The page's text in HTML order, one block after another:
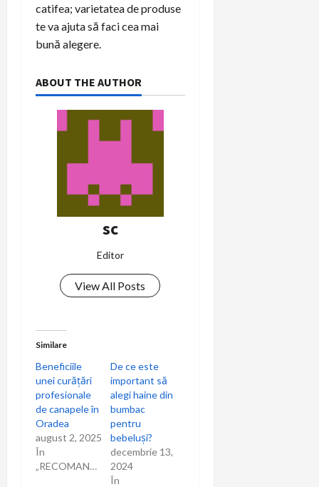
catifea; varietatea de produse
te va ajuta să faci cea mai
bună alegere.
ABOUT THE AUTHOR
sc
Editor
View All Posts
Similare
Beneficiile
unei curățări
profesionale
de canapele în
Oradea
august 2, 2025
În
„RECOMANDARI”
De ce este
important să
alegi haine din
bumbac
pentru
bebeluși?
decembrie 13,
2024
În